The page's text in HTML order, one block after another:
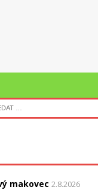
makovec 2.8.2026